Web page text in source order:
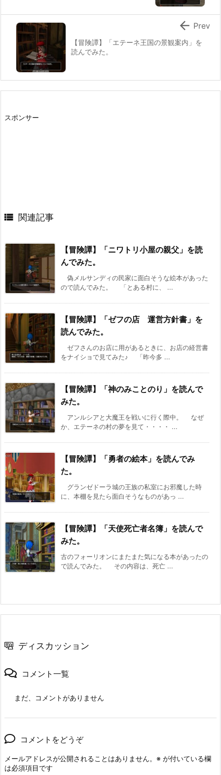
【冒険譚】「エテーネ王国の景観案内」を
読んでみた。
 Prev
スポンサー
 関連記事
【冒険譚】「ニワトリ小屋の親父」を読
んでみた。
偽メルサンディの民家に面白そうな絵本があった
ので読んでみた。 「とある村に、 ...
【冒険譚】「ゼフの店 運営方針書」を
読んでみた。
ゼフさんのお店に用があるときに、お店の経営書
をナイショで見てみた♪ 「昨今多 ...
【冒険譚】「神のみことのり」を読んで
みた。
アンルシアと大魔王を戦いに行く際中。 なぜ
か、エテーネの村の夢を見て・・・・ ...
【冒険譚】「勇者の絵本」を読んでみ
た。
グランゼドーラ城の王族の私室にお邪魔した時
に、本棚を見たら面白そうなものがあっ ...
【冒険譚】「天使死亡者名簿」を読んで
みた。
古のフォーリオンにまたまた気になる本があったの
で読んでみた。 その内容は、死亡 ...
ディスカッション
コメント一覧
まだ、コメントがありません
コメントをどうぞ
メールアドレスが公開されることはありません。 ※ が付いている欄
は必須項目です